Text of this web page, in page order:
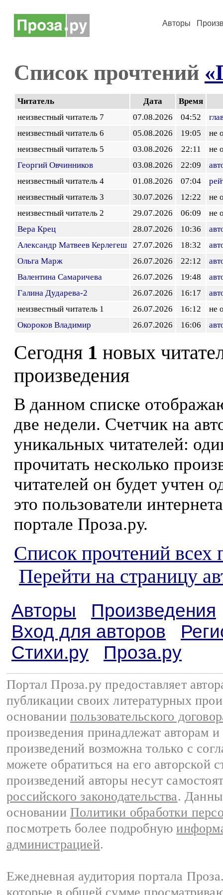
Авторы
Список прочтений
Читатель Дата
Время
неизвестный читатель 7
07.08.2026 04:52
неизвестный читатель 6
05.08.2026 19:05
не
неизвестный читатель 5
03.08.2026 22:11
не
Георгий Овчинников
03.08.2026 22:09
неизвестный читатель 4
01.08.2026 07:04
неизвестный читатель 3
30.07.2026 12:22
не
неизвестный читатель 2
29.07.2026 06:09
не
Вера Крец
28.07.2026 10:36
Александр Матвеев Керлегеш
27.07.2026 18:32
Ольга Марж
26.07.2026 22:12
Валентина Самаричева
26.07.2026 19:48
Галина Дударева-2
26.07.2026 16:17
неизвестный читатель 1
26.07.2026 16:12
не
Окороков Владимир
26.07.2026 16:06
Сегодня 1 новых
произведения
В данном списке
две недели. Счетчик на
уникальных читателей:
прочитать несколько
читателей он будет учтен
это пользователи
портале Проза.ру.
Список прочтений всех
Перейти на страницу
Авторы
Произведения
Вход для авторов
Стихи.ру
Проза.ру
Портал Проза.ру предоставляет
публикации своих литературных
основании пользовательского
произведения принадлежат авторам
произведений возможна только с
можете обратиться на его авторской
произведений авторы несут
российского законодательства.
основании Политики обработки
посмотреть более подробную
администрацией.
Ежедневная аудитория портала
которые в общей сумме